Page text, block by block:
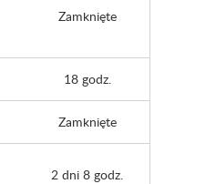
Zamknięte
18 godz.
Zamknięte
2 dni 8 godz.